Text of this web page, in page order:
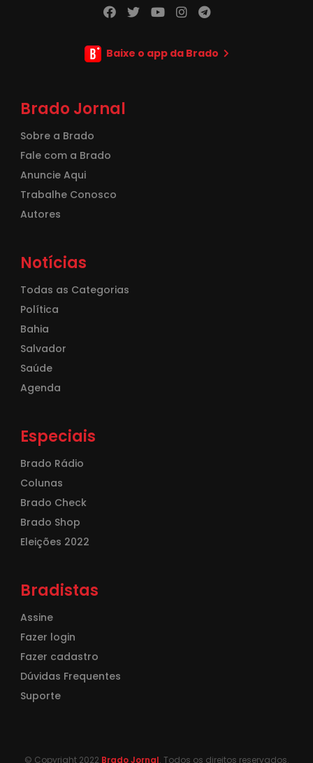
Baixe o app da Brado
Brado Jornal
Sobre a Brado
Fale com a Brado
Anuncie Aqui
Trabalhe Conosco
Autores
Notícias
Todas as Categorias
Política
Bahia
Salvador
Saúde
Agenda
Especiais
Brado Rádio
Colunas
Brado Check
Brado Shop
Eleições 2022
Bradistas
Assine
Fazer login
Fazer cadastro
Dúvidas Frequentes
Suporte
© Copyright 2022 Brado Jornal. Todos os direitos reservados.